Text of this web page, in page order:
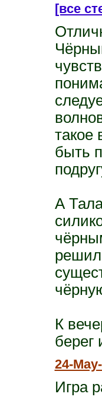
[все
такое
быть
А
К
берег
24-
Игра